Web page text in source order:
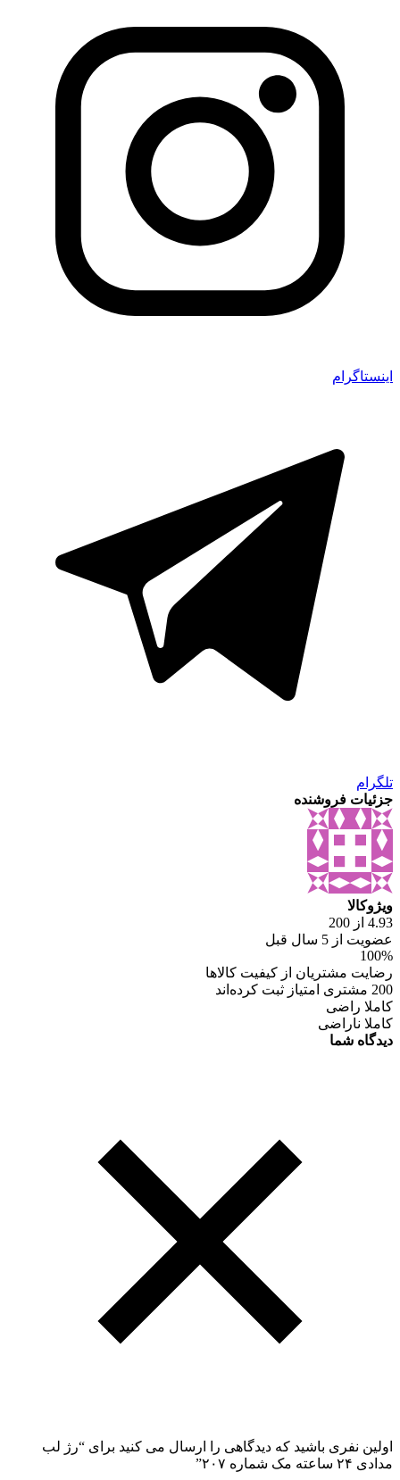
اینستاگرام
تلگرام
جزئیات فروشنده
ویژوکالا
4.93 از 200
عضویت از 5 سال قبل
100%
رضایت مشتریان از کیفیت کالاها
200 مشتری امتیاز ثبت کرده‌اند
کاملا راضی
کاملا ناراضی
دیدگاه شما
اولین نفری باشید که دیدگاهی را ارسال می کنید برای “رژ لب
مدادی ۲۴ ساعته مک شماره ۲۰۷”